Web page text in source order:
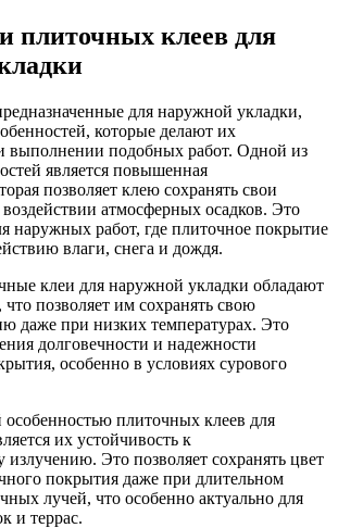
плиточных клеев для
для наружной укладки,
которые делают их
выполнении подобных работ. Одной из
является повышенная
позволяет клею сохранять свои
атмосферных осадков. Это
наружных работ, где плиточное покрытие
влаги, снега и дождя.
клеи для наружной укладки обладают
позволяет им сохранять свою
даже при низких температурах. Это
долговечности и надежности
особенно в условиях сурового
плиточных клеев для
их устойчивость к
излучению. Это позволяет сохранять цвет
покрытия даже при длительном
лучей, что особенно актуально для
и террас.